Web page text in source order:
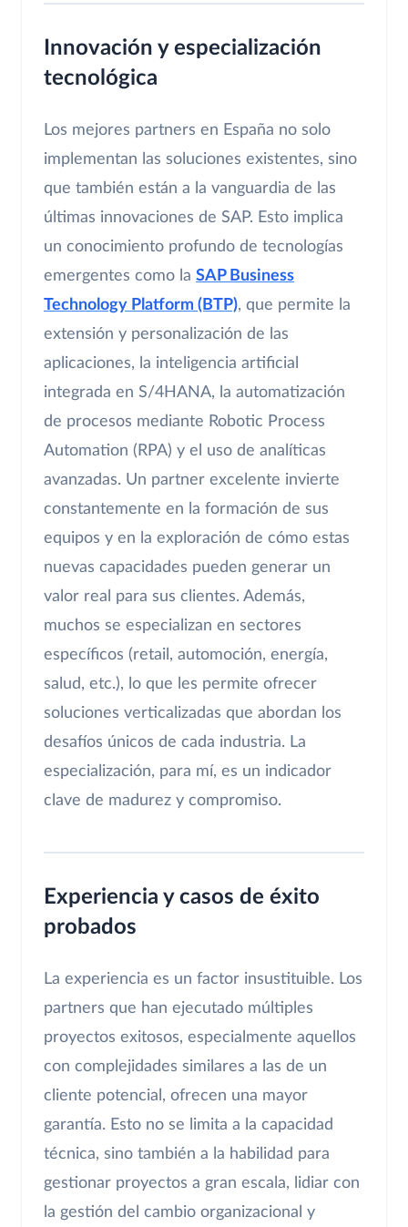
Innovación y especialización
tecnológica
Los mejores partners en España no solo
implementan las soluciones existentes, sino
que también están a la vanguardia de las
últimas innovaciones de SAP. Esto implica
un conocimiento profundo de tecnologías
emergentes como la SAP Business
Technology Platform (BTP), que permite la
extensión y personalización de las
aplicaciones, la inteligencia artificial
integrada en S/4HANA, la automatización
de procesos mediante Robotic Process
Automation (RPA) y el uso de analíticas
avanzadas. Un partner excelente invierte
constantemente en la formación de sus
equipos y en la exploración de cómo estas
nuevas capacidades pueden generar un
valor real para sus clientes. Además,
muchos se especializan en sectores
específicos (retail, automoción, energía,
salud, etc.), lo que les permite ofrecer
soluciones verticalizadas que abordan los
desafíos únicos de cada industria. La
especialización, para mí, es un indicador
clave de madurez y compromiso.
Experiencia y casos de éxito
probados
La experiencia es un factor insustituible. Los
partners que han ejecutado múltiples
proyectos exitosos, especialmente aquellos
con complejidades similares a las de un
cliente potencial, ofrecen una mayor
garantía. Esto no se limita a la capacidad
técnica, sino también a la habilidad para
gestionar proyectos a gran escala, lidiar con
la gestión del cambio organizacional y